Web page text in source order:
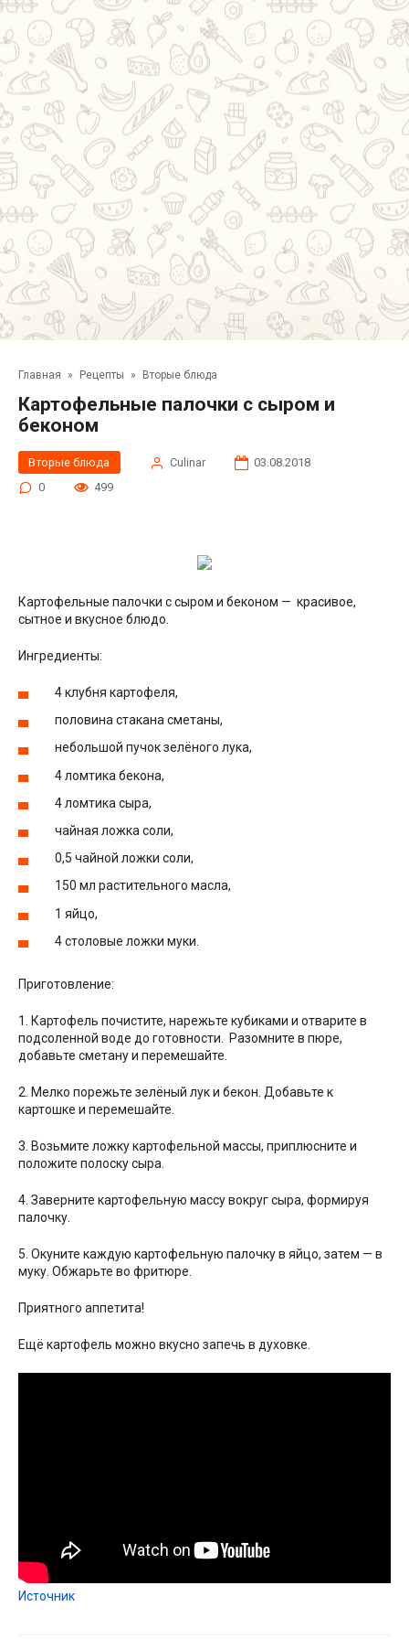
Главная » Рецепты » Вторые блюда
Картофельные палочки с сыром и
беконом
Вторые блюда Сulinar
03.08.2018
0
499
Картофельные палочки с сыром и беконом — красивое,
сытное и вкусное блюдо.
Ингредиенты:
4 клубня картофеля,
половина стакана сметаны,
небольшой пучок зелёного лука,
4 ломтика бекона,
4 ломтика сыра,
чайная ложка соли,
0,5 чайной ложки соли,
150 мл растительного масла,
1 яйцо,
4 столовые ложки муки.
Приготовление:
1. Картофель почистите, нарежьте кубиками и отварите в
подсоленной воде до готовности. Разомните в пюре,
добавьте сметану и перемешайте.
2. Мелко порежьте зелёный лук и бекон. Добавьте к
картошке и перемешайте.
3. Возьмите ложку картофельной массы, приплюсните и
положите полоску сыра.
4. Заверните картофельную массу вокруг сыра, формируя
палочку.
5. Окуните каждую картофельную палочку в яйцо, затем — в
муку. Обжарьте во фритюре.
Приятного аппетита!
Ещё картофель можно вкусно запечь в духовке.
Источник